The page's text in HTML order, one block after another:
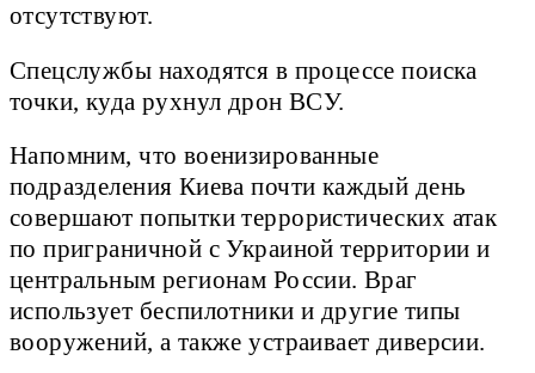
отсутствуют.
Спецслужбы находятся в процессе поиска
точки, куда рухнул дрон ВСУ.
Напомним, что военизированные
подразделения Киева почти каждый день
совершают попытки террористических атак
по приграничной с Украиной территории и
центральным регионам России. Враг
использует беспилотники и другие типы
вооружений, а также устраивает диверсии.